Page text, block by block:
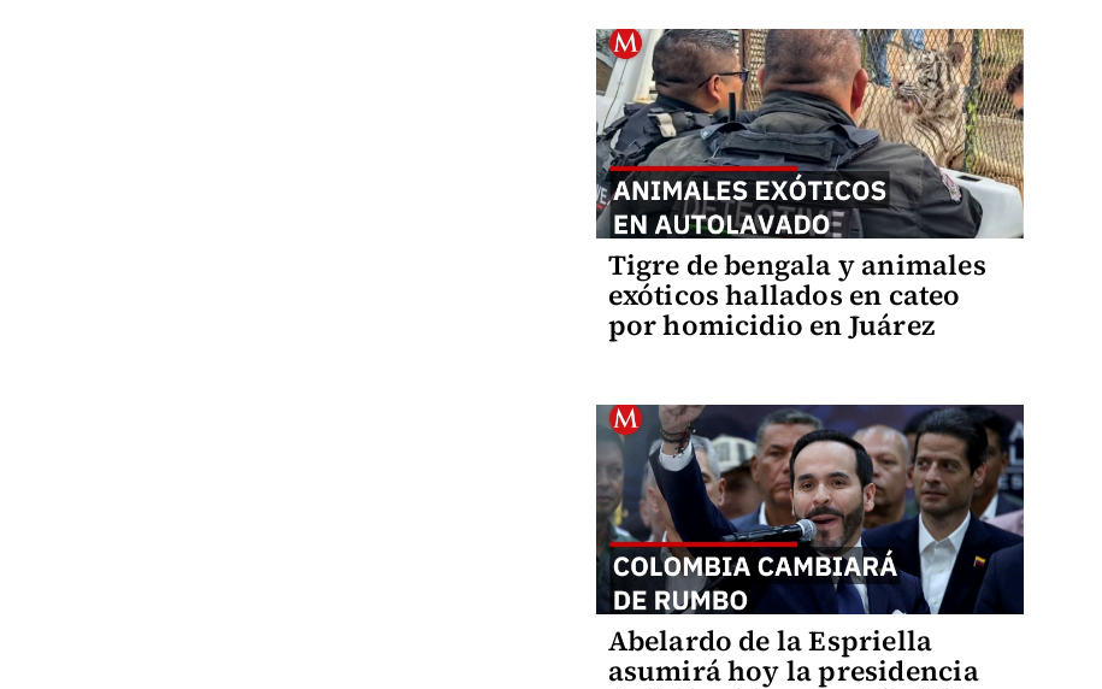
Tigre de bengala y animales
exóticos hallados en cateo
por homicidio en Juárez
Abelardo de la Espriella
asumirá hoy la presidencia